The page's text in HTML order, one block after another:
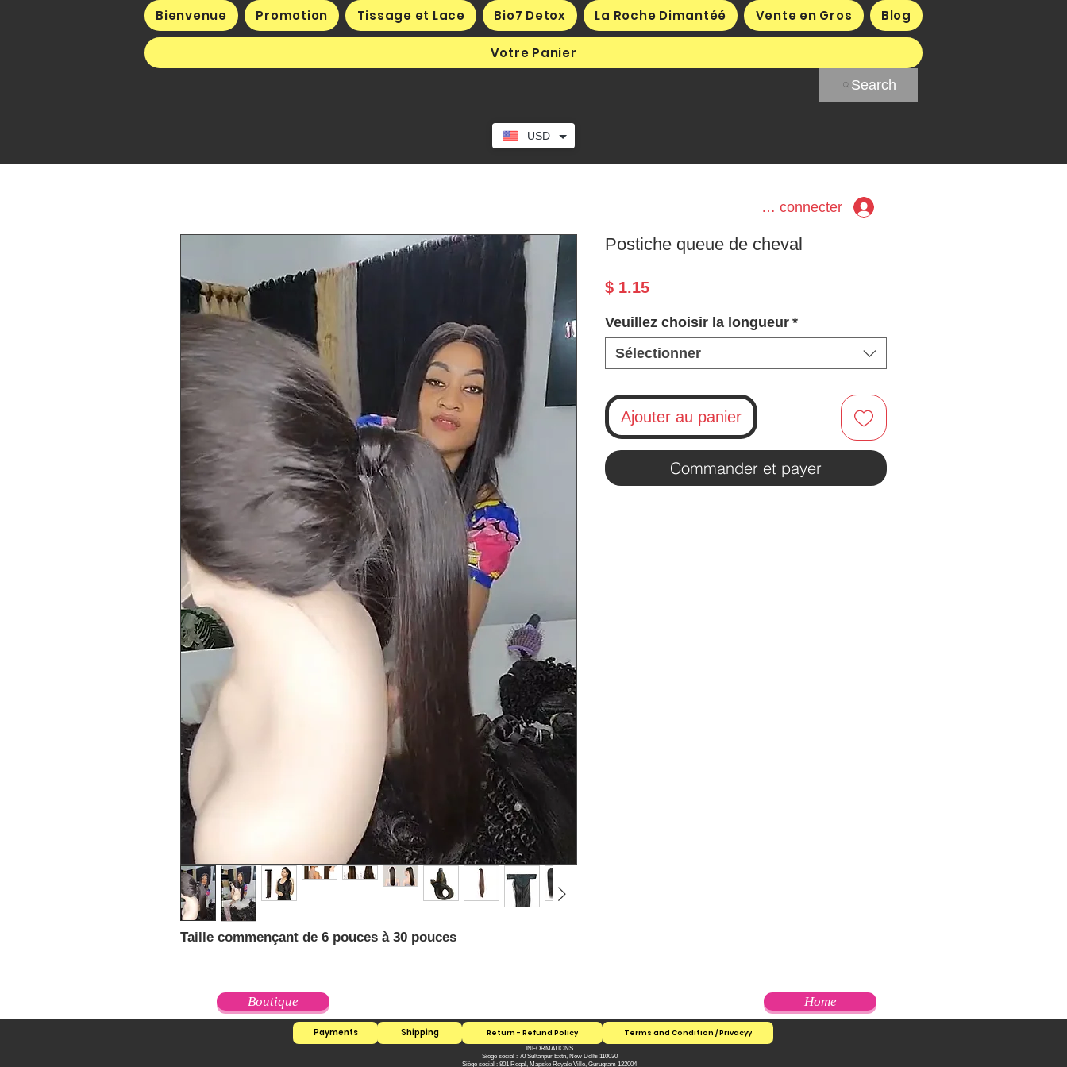
USD
Bienvenue Promotion Tissage et Lace Bio7 Detox La Roche Dimantéé Vente en Gros Blog
Votre Panier
Search
Taille commençant de 6 pouces à 30 pouces
Postiche queue de cheval
$ 1.15Prix
Veuillez choisir la longueur *
Sélectionner
Ajouter au panier
Commander et payer
Se connecter
Boutique Home
INFORMATIONS
Siège social : 70 Sultanpur Extn, New Delhi 110030
Siège social : 801 Regal, Mapsko Royale Ville, Gurugram 122004
Payments Shipping Return - Refund Policy Terms and Condition / Privacyy